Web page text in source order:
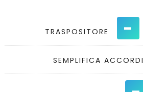
TRASPOSITORE -
SEMPLIFICA ACCORDI